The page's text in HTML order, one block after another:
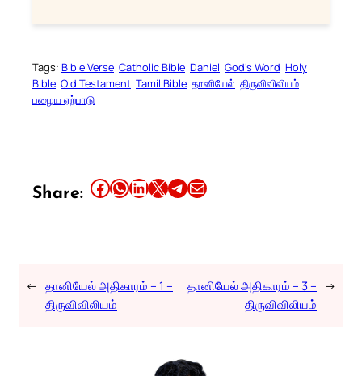
Tags: Bible Verse Catholic Bible Daniel God’s Word Holy
Bible Old Testament Tamil Bible தானியேல் திருவிவிலியம்
பழைய ஏற்பாடு
Share: Share this article on Facebook Share this article on WhatsApp Share this article on LinkedIn Share this article on X Share this article on TelegramEmail this Article
← தானியேல் அதிகாரம் – 1 –
திருவிவிலியம்
தானியேல் அதிகாரம் – 3 –
திருவிவிலியம்
→